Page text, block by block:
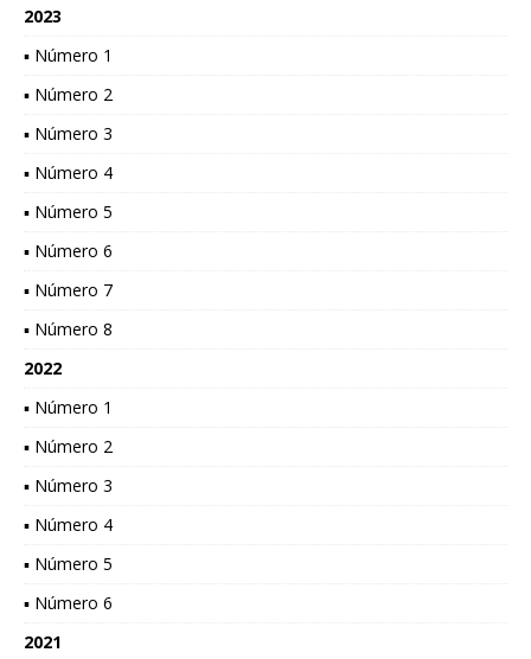
2023
▪ Número 1
▪ Número 2
▪ Número 3
▪ Número 4
▪ Número 5
▪ Número 6
▪ Número 7
▪ Número 8
2022
▪ Número 1
▪ Número 2
▪ Número 3
▪ Número 4
▪ Número 5
▪ Número 6
2021